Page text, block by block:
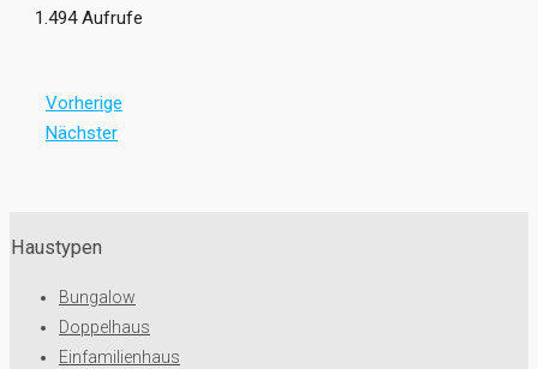
1.494 Aufrufe
Vorherige
Nächster
Haustypen
Bungalow
Doppelhaus
Einfamilienhaus